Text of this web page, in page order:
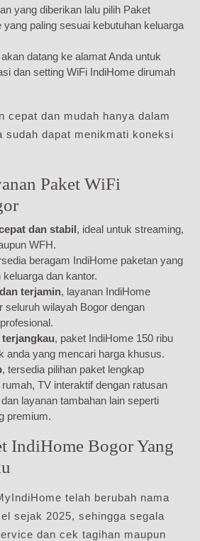
yang diberikan lalu pilih Paket
yang paling sesuai kebutuhan keluarga
datang ke alamat Anda untuk
dan setting WiFi IndiHome dirumah
cepat dan mudah hanya dalam
sudah dapat menikmati koneksi
Paket WiFi
dan stabil, ideal untuk streaming,
WFH.
beragam IndiHome paketan yang
dan kantor.
terjamin, layanan IndiHome
seluruh wilayah Bogor dengan
, paket IndiHome 150 ribu
anda yang mencari harga khusus.
, tersedia pilihan paket lengkap
TV interaktif dengan ratusan
layanan tambahan lain seperti
premium.
IndiHome Bogor Yang
telah berubah nama
sejak 2025, sehingga segala
dan cek tagihan maupun